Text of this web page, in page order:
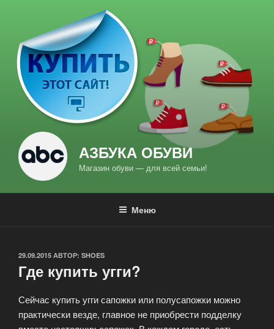
содержимому
АЗБУКА ОБУВИ
Магазин обуви — для всей семьи!
Меню
ОПУБЛИКОВАНО
29.09.2015 АВТОР: SHOES
Где купить угги?
Сейчас купить угги сапожки или полусапожки можно
практически везде, главное не приобрести подделку